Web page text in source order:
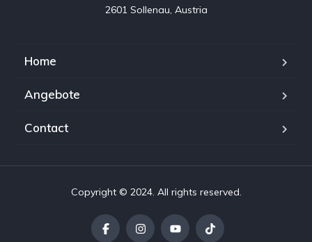
2601 Sollenau, Austria
Home
Angebote
Contact
Copyright © 2024. All rights reserved.